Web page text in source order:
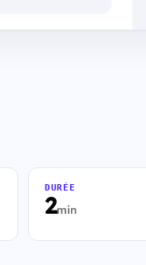
2min
DURÉE